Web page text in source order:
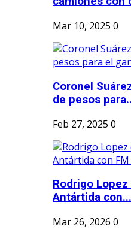
Mar 10, 2025 0
Coronel
de pesos
Feb 27, 2025 0
Rodrigo
Antártida con...
Mar 26, 2026 0